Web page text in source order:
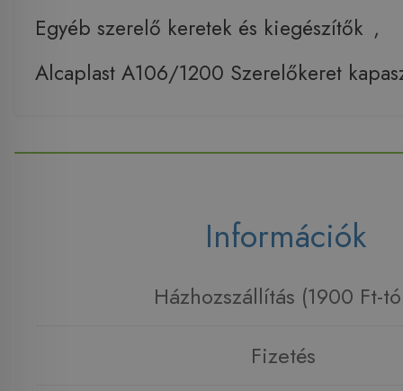
Egyéb szerelő keretek és kiegészítők ,
Alcaplast A106/1200 Szerelőkeret
Információk
Házhozszállítás (1900 Ft-
Fizetés